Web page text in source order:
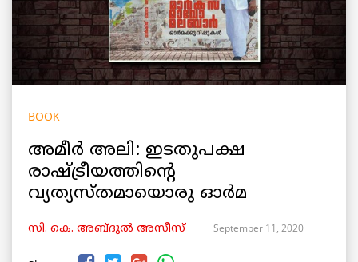
BOOK
അമീർ അലി: ഇടതുപക്ഷ
രാഷ്ട്രീയത്തിന്റെ
വ്യത്യസ്തമായൊരു ഓർമ
സി. കെ. അബ്ദുൽ അസീസ് September 11, 2020